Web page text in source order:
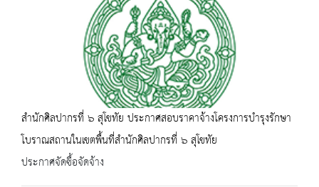
สำนักศิลปากรที่ ๖ สุโขทัย ประกาศสอบราคาจ้างโครงการบำรุงรักษา
โบราณสถานในเขตพื้นที่สำนักศิลปากรที่ ๖ สุโขทัย
ประกาศจัดซื้อจัดจ้าง